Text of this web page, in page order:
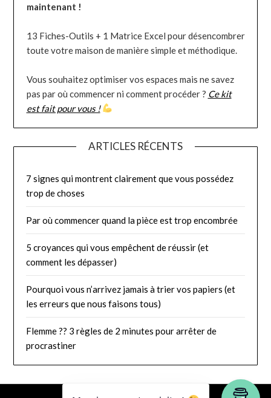
maintenant !
13 Fiches-Outils + 1 Matrice Excel pour désencombrer
toute votre maison de manière simple et méthodique.
Vous souhaitez optimiser vos espaces mais ne savez
pas par où commencer ni comment procéder ? Ce kit
est fait pour vous !
ARTICLES RÉCENTS
7 signes qui montrent clairement que vous possédez
trop de choses
Par où commencer quand la pièce est trop encombrée
5 croyances qui vous empêchent de réussir (et
comment les dépasser)
Pourquoi vous n’arrivez jamais à trier vos papiers (et
les erreurs que nous faisons tous)
Flemme ?? 3 règles de 2 minutes pour arrêter de
procrastiner